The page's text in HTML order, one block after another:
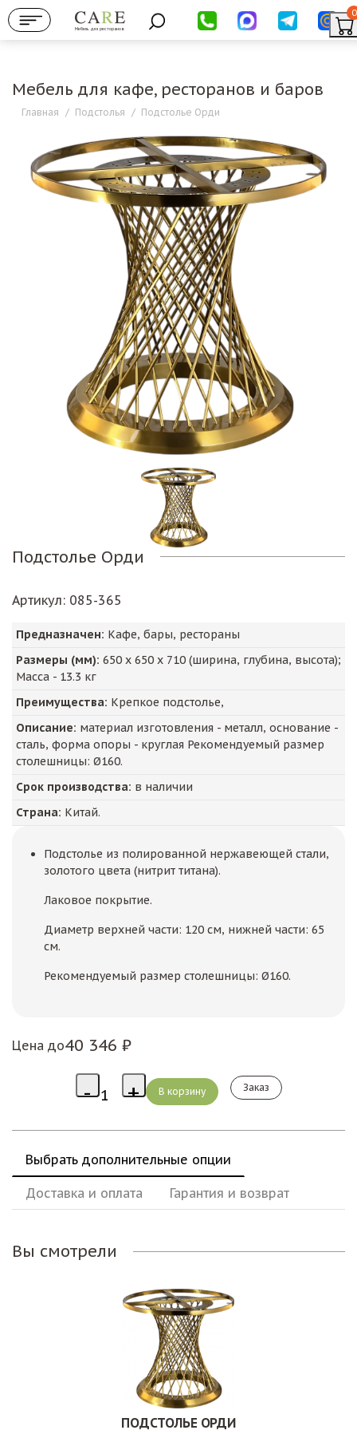
Мебель для ресторанов
0
Мебель для кафе, ресторанов и баров
Главная / Подстолья / Подстолье Орди
Подстолье Орди
Артикул: 085-365
Предназначен: Кафе, бары, рестораны
Размеры (мм): 650 х 650 х 710 (ширина, глубина, высота);
Масса - 13.3 кг
Преимущества: Крепкое подстолье,
Описание: материал изготовления - металл, основание -
сталь, форма опоры - круглая Рекомендуемый размер
столешницы: Ø160.
Срок производства: в наличии
Страна: Китай.
Подстолье из полированной нержавеющей стали,
золотого цвета (нитрит титана).
Лаковое покрытие.
Диаметр верхней части: 120 см, нижней части: 65
см.
Рекомендуемый размер столешницы: Ø160.
Цена до40 346 ₽
Заказ
Выбрать дополнительные опции
Доставка и оплата Гарантия и возврат
Вы смотрели
ПОДСТОЛЬЕ ОРДИ